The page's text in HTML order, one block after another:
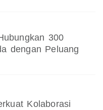
300
dengan Peluang
Kolaborasi